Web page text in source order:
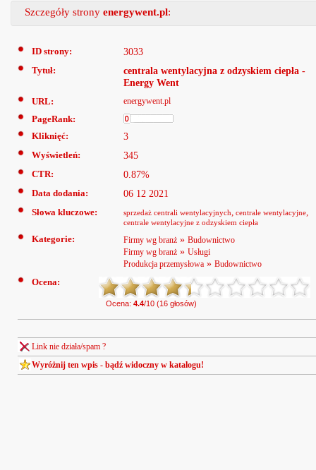
Szczegóły strony energywent.pl:
ID strony: 3033
Tytuł:
centrala wentylacyjna z odzyskiem ciepła -
Energy Went
URL: energywent.pl
PageRank:
Kliknięć:
3
Wyświetleń: 345
CTR: 0.87%
Data dodania: 06 12 2021
Słowa kluczowe: sprzedaż centrali wentylacyjnych, centrale wentylacyjne,
centrale wentylacyjne z odzyskiem ciepła
Kategorie: Firmy wg branż » Budownictwo
Firmy wg branż » Usługi
Produkcja przemysłowa » Budownictwo
Ocena:
Ocena: 4.4/10 (16 głosów)
Link nie działa/spam ?
Wyróżnij ten wpis - bądź widoczny w katalogu!